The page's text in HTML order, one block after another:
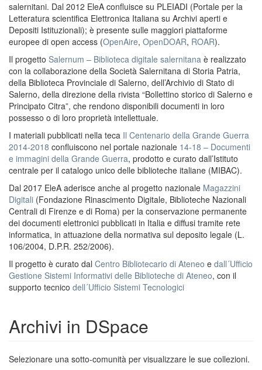
salernitani. Dal 2012 EleA confluisce su PLEIADI (Portale per la
Letteratura scientifica Elettronica Italiana su Archivi aperti e
Depositi Istituzionali); è presente sulle maggiori piattaforme
europee di open access (OpenAire, OpenDOAR, ROAR).
Il progetto Salernum – Biblioteca digitale salernitana è realizzato
con la collaborazione della Società Salernitana di Storia Patria,
della Biblioteca Provinciale di Salerno, dell’Archivio di Stato di
Salerno, della direzione della rivista “Bollettino storico di Salerno e
Principato Citra”, che rendono disponibili documenti in loro
possesso o di loro proprietà intellettuale.
I materiali pubblicati nella teca Il Centenario della Grande Guerra
2014-2018 confluiscono nel portale nazionale 14-18 – Documenti
e immagini della Grande Guerra, prodotto e curato dall’Istituto
centrale per il catalogo unico delle biblioteche italiane (MIBAC).
Dal 2017 EleA aderisce anche al progetto nazionale Magazzini
Digitali (Fondazione Rinascimento Digitale, Biblioteche Nazionali
Centrali di Firenze e di Roma) per la conservazione permanente
dei documenti elettronici pubblicati in Italia e diffusi tramite rete
informatica, in attuazione della normativa sul deposito legale (L.
106/2004, D.P.R. 252/2006).
Il progetto è curato dal Centro Bibliotecario di Ateneo e dall´Ufficio
Gestione Sistemi Informativi delle Biblioteche di Ateneo, con il
supporto tecnico dell´Ufficio Sistemi Tecnologici
Archivi in DSpace
Selezionare una sotto-comunità per visualizzare le sue collezioni.